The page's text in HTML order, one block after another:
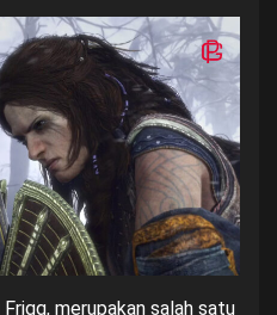
merupakan salah satu